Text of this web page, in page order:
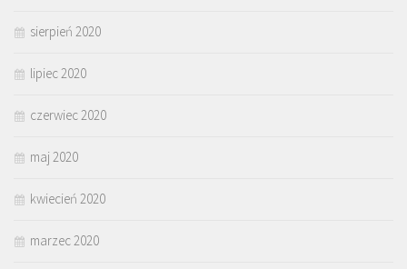
sierpień 2020
lipiec 2020
czerwiec 2020
maj 2020
kwiecień 2020
marzec 2020